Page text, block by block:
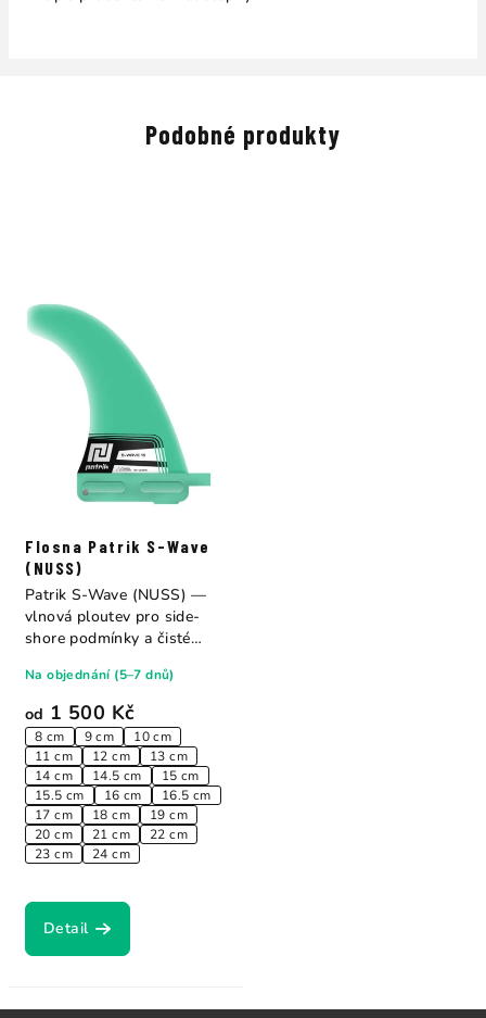
Podobné produkty
Flosna Patrik S-Wave
(NUSS)
od 1 500 Kč
8 cm 9 cm
10 cm
11 cm
12 cm
13 cm
14 cm
14.5 cm
15 cm
15.5 cm
16 cm
16.5 cm
17 cm
18 cm
19 cm
20 cm
21 cm
22 cm
23 cm
24 cm
Na objednání (5–7 dnů)
Detail
Patrik S-Wave (NUSS) —
vlnová ploutev pro side-
shore podmínky a čisté